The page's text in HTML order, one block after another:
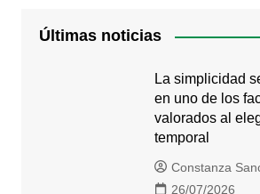
Últimas noticias
La simplicidad
en uno de los
valorados al
temporal
Constanza
26/07/2026